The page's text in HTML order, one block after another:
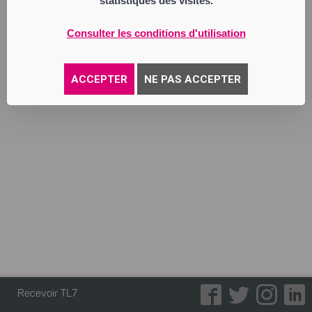
Consulter les conditions d'utilisation
ACCEPTER NE PAS ACCEPTER
industriels avec conducteur au moyen de
Recevoir TL7